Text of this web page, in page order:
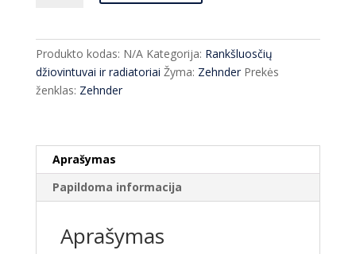
Rankšluosčių
Produkto kodas: N/A Kategorija: Rankšluosčių
džiovintuvai ir radiatoriai Žyma: Zehnder Prekės
ženklas: Zehnder
Aprašymas
Papildoma informacija
Aprašymas